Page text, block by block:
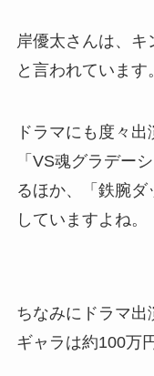
岸優太さんは、キ
と言われています。
ドラマにも度々
「VS魂グラデー
るほか、「鉄腕
していますよね。
ちなみにドラマ出
ギャラは約100万